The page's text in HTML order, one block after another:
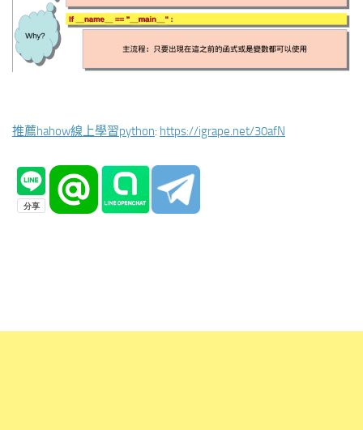
推薦hahow線上學習python: https://igrape.net/30afN